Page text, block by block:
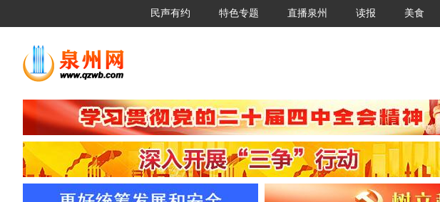
民声有约 特色专题 直播泉州 读报 美食